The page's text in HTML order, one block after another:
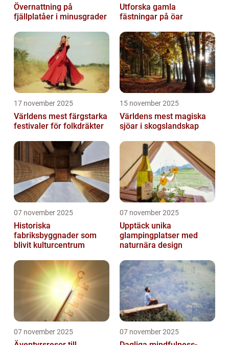
Övernattning på
fjällplatåer i minusgrader
Utforska gamla
fästningar på öar
17 november 2025
Världens mest färgstarka
festivaler för folkdräkter
15 november 2025
Världens mest magiska
sjöar i skogslandskap
07 november 2025
Historiska
fabriksbyggnader som
blivit kulturcentrum
07 november 2025
Upptäck unika
glampingplatser med
naturnära design
07 november 2025 07 november 2025